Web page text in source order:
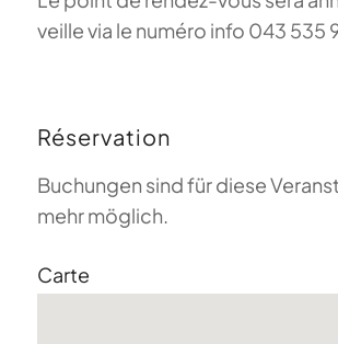
veille via le numéro info 043 535
Réservation
Buchungen sind für diese
mehr möglich.
Carte